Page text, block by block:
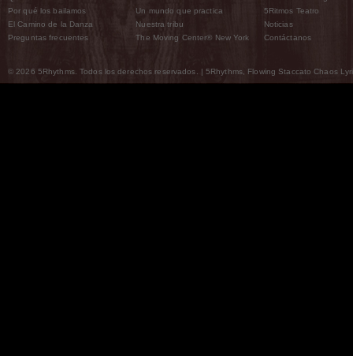
Por qué los bailamos
El Camino de la Danza
Preguntas frecuentes
Un mundo que practica
Nuestra tribu
The Moving Center® New York
5Ritmos Teatro
Noticias
Contáctanos
© 2026 5Rhythms. Todos los derechos reservados. | 5Rhythms, Flowing Staccato Chaos